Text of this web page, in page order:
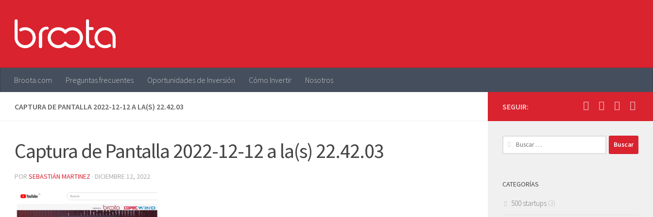
Broota.com Preguntas frecuentes Oportunidades de Inversión Cómo Invertir Nosotros
CAPTURA DE PANTALLA 2022-12-12 A LA(S) 22.42.03
Captura de Pantalla 2022-12-12 a la(s) 22.42.03
POR SEBASTIÁN MARTINEZ · DICIEMBRE 12, 2022
SEGUIR:
Buscar:
CATEGORÍAS
500 startups (3)